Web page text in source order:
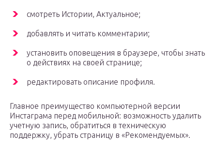
смотреть Истории, Актуальное;
добавлять и читать комментарии;
установить оповещения в браузере, чтобы знать
о действиях на своей странице;
редактировать описание профиля.
Главное преимущество компьютерной версии
Инстаграма перед мобильной: возможность удалить
учетную запись, обратиться в техническую
поддержку, убрать страницу в «Рекомендуемых».